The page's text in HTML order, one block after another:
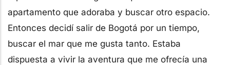
apartamento que adoraba y buscar otro espacio.
Entonces decidí salir de Bogotá por un tiempo,
buscar el mar que me gusta tanto. Estaba
dispuesta a vivir la aventura que me ofrecía una